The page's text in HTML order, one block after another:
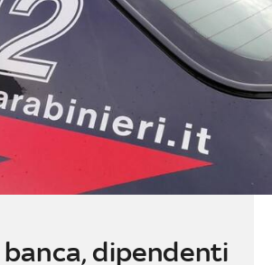
banca, dipendenti